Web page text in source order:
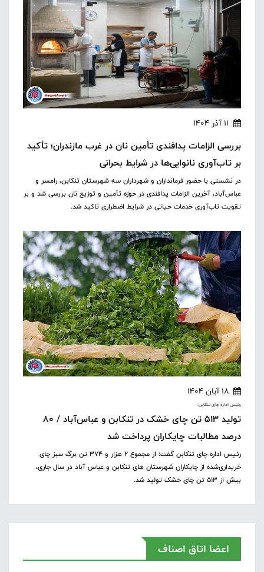
11 آذر 1404
بررسی الزامات پدافندی تأمین نان در غرب مازندران؛ تأکید
بر تاب‌آوری نانوایی‌ها در شرایط بحرانی
در نشستی با حضور فرمانداران و شهرداران سه شهرستان تنکابن، رامسر و
عباس‌آباد، آخرین الزامات پدافندی در حوزه تأمین و توزیع نان بررسی شد و بر
تقویت تاب‌آوری خدمات حیاتی در شرایط اضطراری تاکید شد.
18 آبان 1404
رئیس اداره چای تنکابن:
تولید ۵۱۳ تن چای خشک در تنکابن و عباس‌آباد / ۸۰
درصد مطالبات چایکاران پرداخت شد
رئیس اداره چای تنکابن گفت: از مجموع ۲ هزار و ۳۷۴ تن برگ سبز چای
خریداری‌شده از چایکاران شهرستان های تنکابن و عباس آباد در سال جاری،
بیش از ۵۱۳ تن چای خشک تولید شد.
اعضا اتاق اصناف